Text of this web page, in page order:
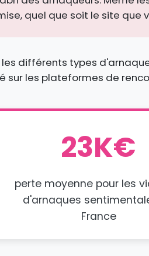
quel que soit le site que
différents types
sur les plateformes de
23K€
perte moyenne pour les
d'arnaques
France